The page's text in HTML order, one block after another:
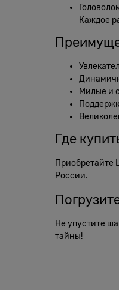
Каждое
Милые и
Где
Приобретайте
России.
Не упустите
тайны!